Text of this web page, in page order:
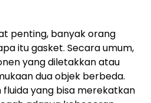
penting, banyak orang
itu gasket. Secara umum,
yang diletakkan atau
dua objek berbeda.
fluida yang bisa merekatkan